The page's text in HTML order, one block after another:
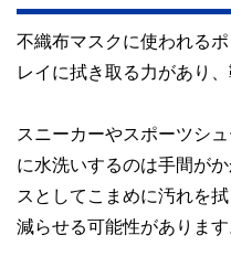
不織布マスクに使われる
レイに拭き取る力があり
スニーカーやスポーツシ
に水洗いするのは手間が
スとしてこまめに汚れを
減らせる可能性があります